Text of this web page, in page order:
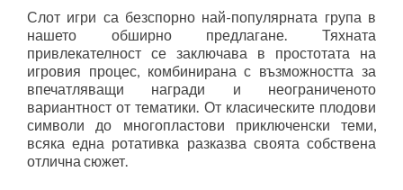
Слот игри са безспорно най-популярната група в
нашето обширно предлагане. Тяхната
привлекателност се заключава в простотата на
игровия процес, комбинирана с възможността за
впечатляващи награди и неограниченото
вариантност от тематики. От класическите плодови
символи до многопластови приключенски теми,
всяка една ротативка разказва своята собствена
отлична сюжет.